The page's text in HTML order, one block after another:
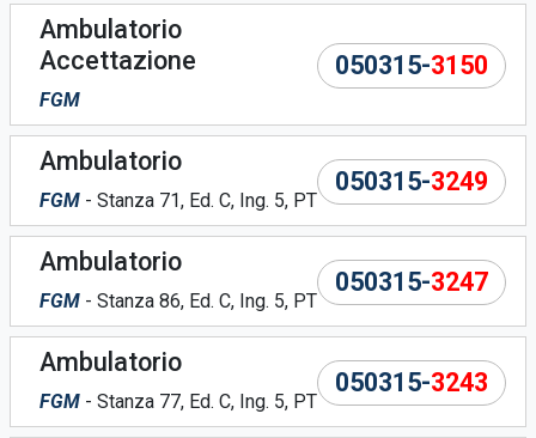
Ambulatorio
Accettazione
FGM
050315-3150
Ambulatorio
FGM - Stanza 71, Ed. C, Ing. 5, PT
050315-3249
Ambulatorio
FGM - Stanza 86, Ed. C, Ing. 5, PT
050315-3247
Ambulatorio
FGM - Stanza 77, Ed. C, Ing. 5, PT
050315-3243